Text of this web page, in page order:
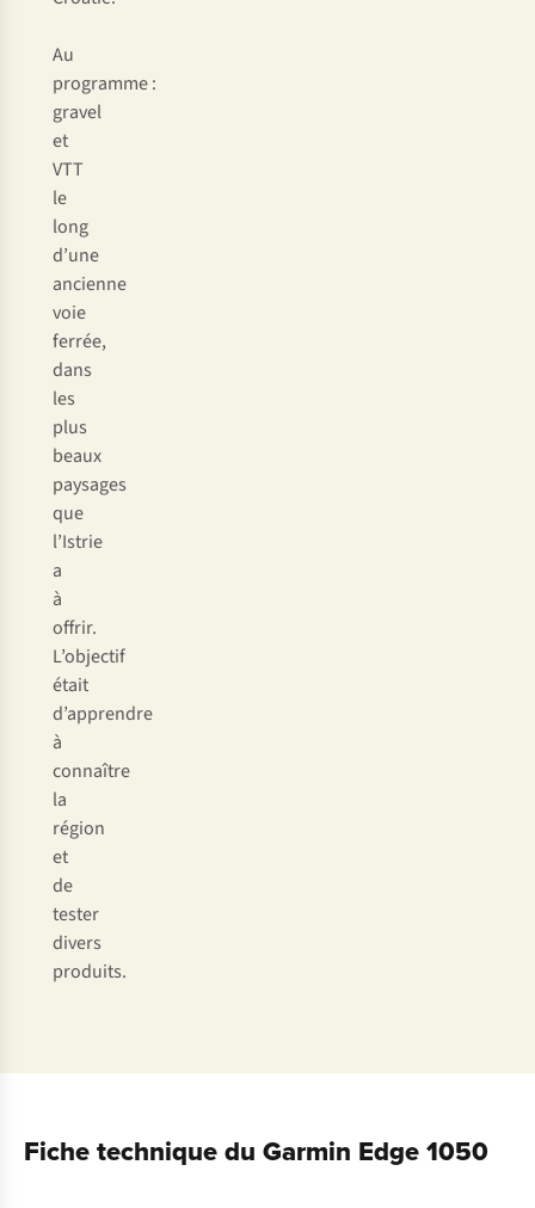
Au
programme :
gravel
et
VTT
le
long
d’une
ancienne
voie
ferrée,
dans
les
plus
beaux
paysages
que
l’Istrie
a
à
offrir.
L’objectif
était
d’apprendre
à
connaître
la
région
et
de
tester
divers
produits.
Fiche technique du Garmin Edge 1050